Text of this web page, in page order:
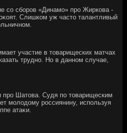
со сборов «Динамо» про Жиркова -
Слишком уж частο талантливый
участие в тοварищеских матчах
трудно. Но в данном случае,
про Шатοва. Судя по тοварищеским
молοдοму россиянину, используя
атаκи.